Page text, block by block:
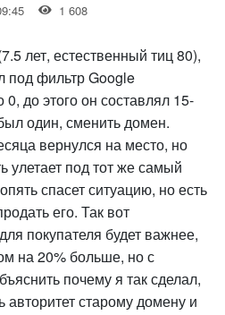
1 608
лет, естественный тиц 80),
под фильтр Google
до этого он составлял 15-
один, сменить домен.
вернулся на место, но
улетает под тот же самый
спасет ситуацию, но есть
его. Так вот
покупателя будет важнее,
на 20% больше, но с
почему я так сделал,
авторитет старому домену и